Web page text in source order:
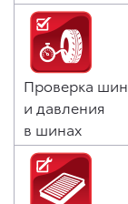
Проверка шин
и давления
в шинах